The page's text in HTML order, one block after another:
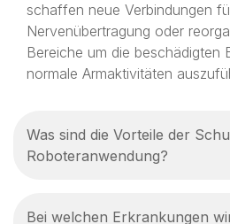
schaffen neue Verbindungen
Nervenübertragung oder
Bereiche um die beschädigten
normale Armaktivitäten
Was sind die Vorteile der
Roboteranwendung?
Bei welchen Erkrankungen